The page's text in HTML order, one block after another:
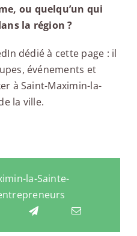
ou quelqu’un qui
la région ?
dédié à cette page : il
événements et
à Saint-Maximin-la-
la ville.
la-Sainte-